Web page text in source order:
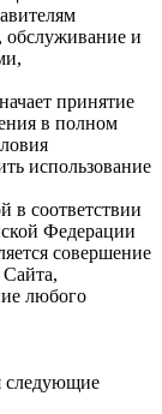
и
принятие
в полном
использование
в соответствии
Федерации
совершение
любого
следующие